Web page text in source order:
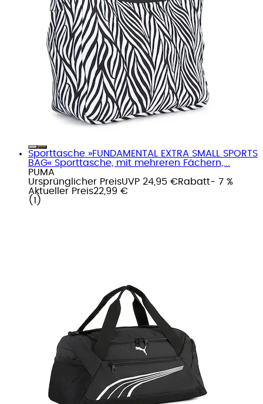
Sporttasche »FUNDAMENTAL EXTRA SMALL SPORTS
BAG« Sporttasche, mit mehreren Fächern,...
PUMA
Ursprünglicher PreisUVP 24,95 €Rabatt- 7 %
Aktueller Preis22,99 €
( 1 )